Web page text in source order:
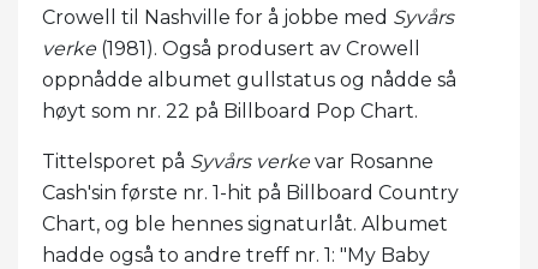
Crowell til Nashville for å jobbe med Syvårs
verke(1981). Også produsert av Crowell
oppnådde albumet gullstatus og nådde så
høyt som nr. 22 på Billboard Pop Chart.
Tittelsporet på Syvårs verkevar Rosanne
Cash'sin første nr. 1-hit på Billboard Country
Chart, og ble hennes signaturlåt. Albumet
hadde også to andre treff nr. 1: "My Baby